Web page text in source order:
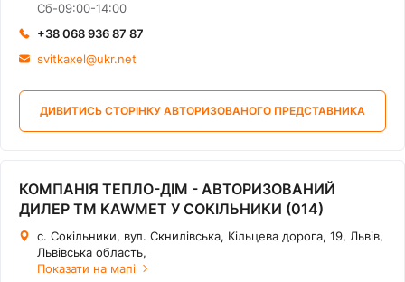
Сб-09:00-14:00
+38 068 936 87 87
svitkaxel@ukr.net
ДИВИТИСЬ СТОРІНКУ АВТОРИЗОВАНОГО ПРЕДСТАВНИКА
КОМПАНІЯ ТЕПЛО-ДІМ - АВТОРИЗОВАНИЙ
ДИЛЕР ТМ KAWMET У СОКІЛЬНИКИ (014)
с. Сокільники, вул. Скнилівська, Кільцева дорога, 19, Львів,
Львівська область,
Показати на мапі